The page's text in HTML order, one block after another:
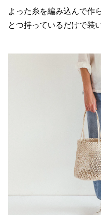
よった糸を編み込んで作
とつ持っているだけで装